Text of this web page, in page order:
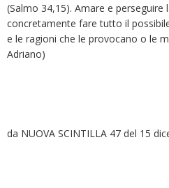
(Salmo 34,15). Amare e perseguire
concretamente fare tutto il
e le ragioni che le provocano o le
Adriano)
da NUOVA SCINTILLA 47 del 15